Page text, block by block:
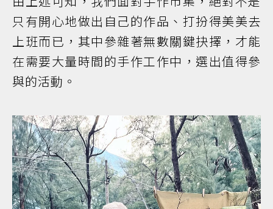
只有開心地做出自己的作品、打扮得美美去
上班而已，其中參雜著無數關鍵抉擇，才能
在需要大量時間的手作工作中，選出值得參
與的活動。